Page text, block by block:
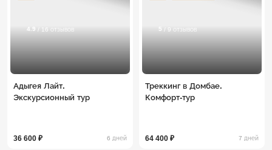
4.9 / 16 отзывов
Адыгея Лайт.
Экскурсионный тур
36 600 ₽ 6 дней
5 / 9 отзывов
Треккинг в Домбае.
Комфорт-тур
64 400 ₽ 7 дней